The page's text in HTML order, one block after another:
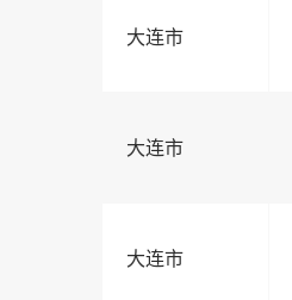
大连市
大连市
大连市